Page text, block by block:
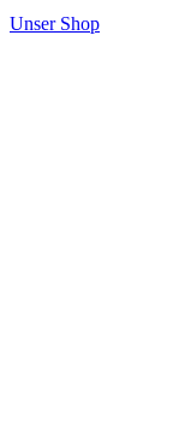
Unser Shop